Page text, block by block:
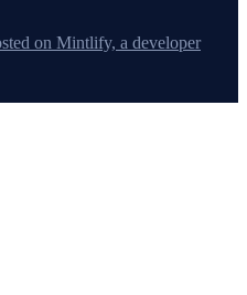
on Mintlify, a developer